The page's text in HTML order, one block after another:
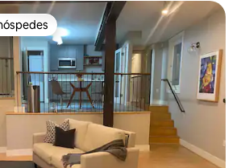
preferidos dos hóspedes